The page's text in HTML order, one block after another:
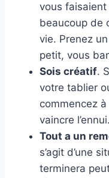
vous
beaucoup de
vie. Prenez
petit, vous
Sois créatif.
votre tablier
commencez
vaincre l’ennui.
Tout a un
s’agit d’une
terminera